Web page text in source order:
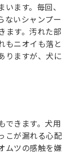
ます。毎回、
ないシャンプー
ます。汚れた部
もニオイも落と
りますが、犬に
できます。犬用
こが漏れる心配
ムツの感触を嫌